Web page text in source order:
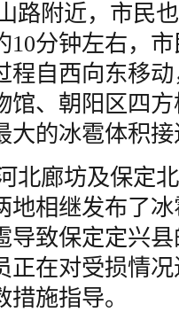
路附近，市民
10分钟左右，
程自西向东移
馆、朝阳区四
大的冰雹体积
北廊坊及保定
地相继发布了
导致保定定兴
正在对受损情
施指导。